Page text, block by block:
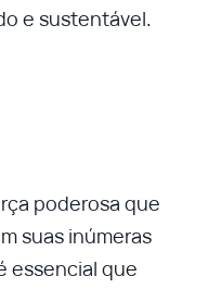
e sustentável.
poderosa que
suas inúmeras
essencial que